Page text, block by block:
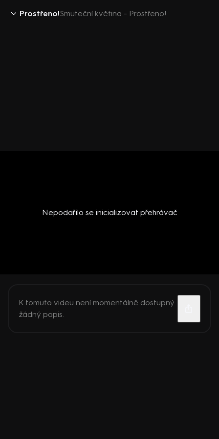
Prostřeno!Smuteční květina - Prostřeno!
Nepodařilo se inicializovat přehrávač
K tomuto videu není momentálně dostupný
žádný popis.